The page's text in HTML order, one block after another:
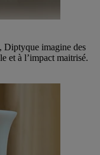
Diptyque imagine des
et à l’impact maitrisé.